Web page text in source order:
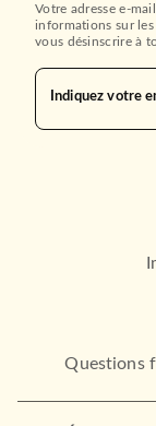
Votre adresse e-
informations sur
vous désinscrire à
Indiquez votre
Questions